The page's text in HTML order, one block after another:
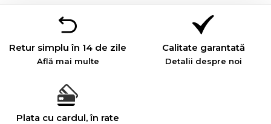
Retur simplu în 14 de zile
Află mai multe
Calitate garantată
Detalii despre noi
Plata cu cardul, în rate